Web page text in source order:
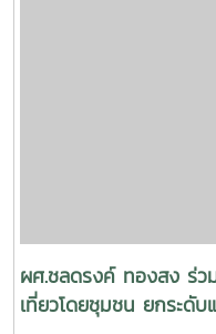
ตามเกณฑ์การประกันคุณภ
เลิศ (EdPEx)
ผศ.ชลดรงค์ ทองสง ร่ว
เที่ยวโดยชุมชน ยกระดั